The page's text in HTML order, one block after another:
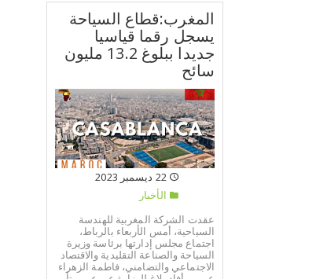
المغرب:قطاع السياحة
يسجل رقما قياسيا
جديدا ببلوغ 13.2 مليون
سائح
22 ديسمبر 2023
الأخبار
عقدت الشركة المغربية للهندسة
السياحية، أمس الأربعاء بالرباط،
اجتماع مجلس إدارتها برئاسة وزيرة
السياحة والصناعة التقليدية والاقتصاد
الاجتماعي والتضامني، فاطمة الزهراء